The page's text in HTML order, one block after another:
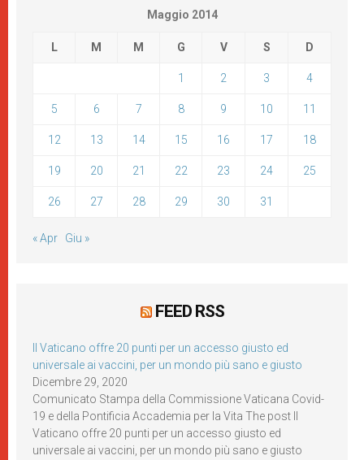
Maggio 2014
L M M G V S D
1 2 3 4
5 6 7 8 9 10 11
12 13 14 15 16 17 18
19 20 21 22 23 24 25
26 27 28 29 30 31
« Apr Giu »
FEED RSS
Il Vaticano offre 20 punti per un accesso giusto ed
universale ai vaccini, per un mondo più sano e giusto
Dicembre 29, 2020
Comunicato Stampa della Commissione Vaticana Covid-
19 e della Pontificia Accademia per la Vita The post Il
Vaticano offre 20 punti per un accesso giusto ed
universale ai vaccini, per un mondo più sano e giusto